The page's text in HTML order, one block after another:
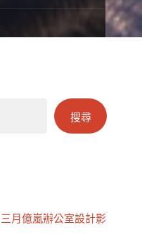
搜尋
月億嵐辦公室設計影